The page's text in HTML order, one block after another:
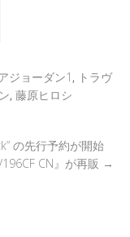
ジョーダン1 , トラヴ
, 藤原ヒロシ
の先行予約が開始
CN』が再販 →